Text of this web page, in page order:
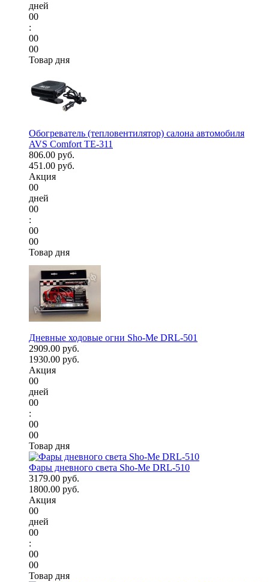
дней
00
:
00
00
Товар дня
Обогреватель (тепловентилятор) салона автомобиля
AVS Comfort TE-311
806.00 руб.
451.00 руб.
Акция
00
дней
00
:
00
00
Товар дня
Дневные ходовые огни Sho-Me DRL-501
2909.00 руб.
1930.00 руб.
Акция
00
дней
00
:
00
00
Товар дня
Фары дневного света Sho-Me DRL-510
3179.00 руб.
1800.00 руб.
Акция
00
дней
00
:
00
00
Товар дня